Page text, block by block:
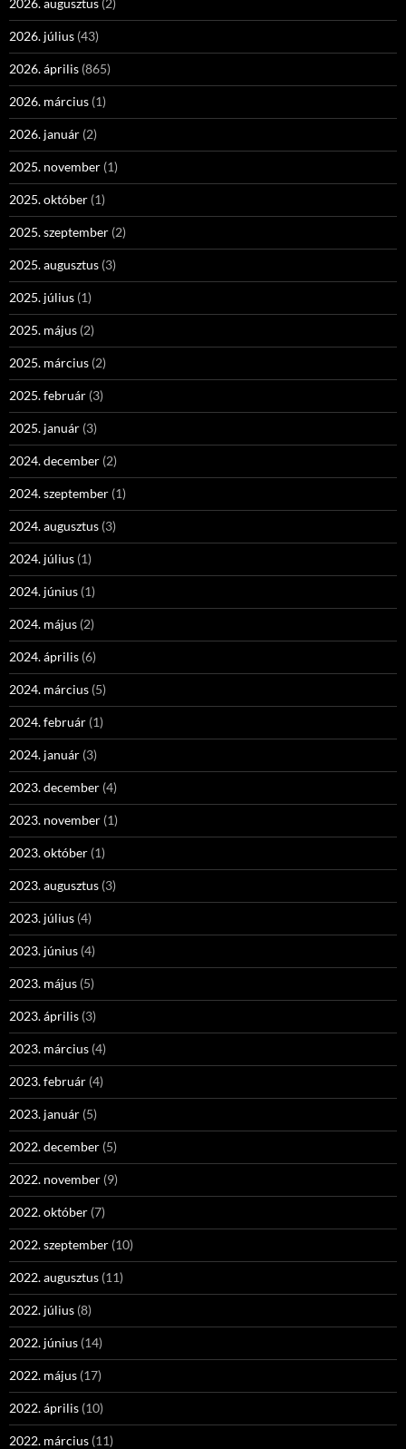
2026. augusztus (2)
2026. július (43)
2026. április (865)
2026. március (1)
2026. január (2)
2025. november (1)
2025. október (1)
2025. szeptember (2)
2025. augusztus (3)
2025. július (1)
2025. május (2)
2025. március (2)
2025. február (3)
2025. január (3)
2024. december (2)
2024. szeptember (1)
2024. augusztus (3)
2024. július (1)
2024. június (1)
2024. május (2)
2024. április (6)
2024. március (5)
2024. február (1)
2024. január (3)
2023. december (4)
2023. november (1)
2023. október (1)
2023. augusztus (3)
2023. július (4)
2023. június (4)
2023. május (5)
2023. április (3)
2023. március (4)
2023. február (4)
2023. január (5)
2022. december (5)
2022. november (9)
2022. október (7)
2022. szeptember (10)
2022. augusztus (11)
2022. július (8)
2022. június (14)
2022. május (17)
2022. április (10)
2022. március (11)